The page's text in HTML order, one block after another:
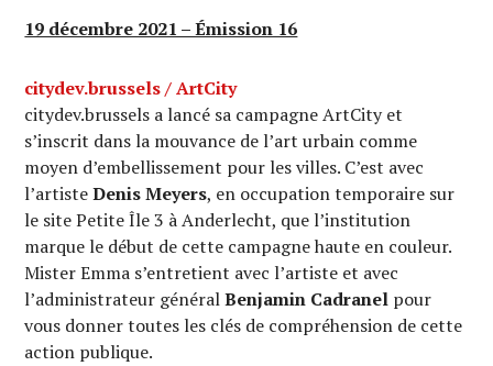
19 décembre 2021 – Émission 16
citydev.brussels / ArtCity
citydev.brussels a lancé sa campagne ArtCity et
s’inscrit dans la mouvance de l’art urbain comme
moyen d’embellissement pour les villes. C’est avec
l’artisteDenis Meyers, en occupation temporaire sur
le site Petite Île 3 à Anderlecht, que l’institution
marque le début de cette campagne haute en couleur.
Mister Emma s’entretient avec l’artiste et avec
l’administrateur généralBenjamin Cadranel pour
vous donner toutes les clés de compréhension de cette
action publique.